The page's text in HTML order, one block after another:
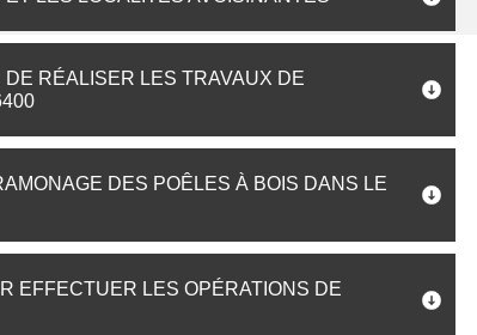
RÉALISER LES TRAVAUX DE
DES POÊLES À BOIS DANS LE
EFFECTUER LES OPÉRATIONS DE